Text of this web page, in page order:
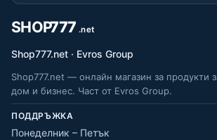
Shop777.net · Evros Group
Shop777.net — онлайн магазин за продукти
дом и бизнес. Част от Evros Group.
ПОДДРЪЖКА
Понеделник – Петък